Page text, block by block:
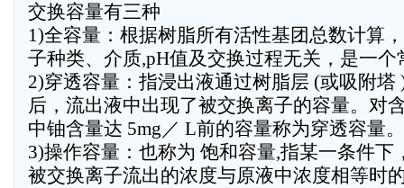
交换容量有三种
1)全容量：根据树脂所有活性基团总数计算
子种类、介质,pH值及交换过程无关，是一个
2)穿透容量：指浸出液通过树脂层 (或吸附塔
后，流出液中出现了被交换离子的容量。对
中铀含量达 5mg／ L前的容量称为穿透容量。
3)操作容量：也称为 饱和容量,指某一条件下
被交换离子流出的浓度与原液中浓度相等时